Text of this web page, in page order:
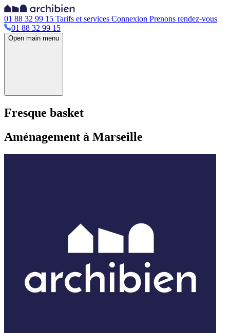
01 88 32 99 15 Tarifs et services Connexion Prenons rendez-vous
01 88 32 99 15
Open main menu
Fresque basket
Aménagement à Marseille